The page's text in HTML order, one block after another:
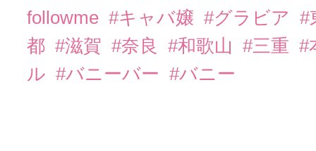
followme #キャバ嬢 #グラビア
#
都 #滋賀 #奈良 #和歌山 #三重 #
ル #バニーバー #バニー